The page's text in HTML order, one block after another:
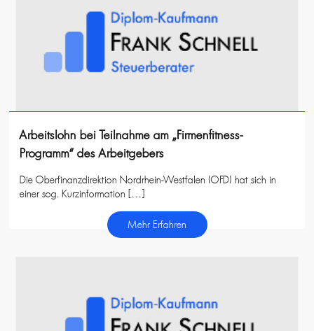
Arbeitslohn bei Teilnahme am „Firmenfitness-
Programm“ des Arbeitgebers
Die Oberfinanzdirektion Nordrhein-Westfalen (OFD) hat sich in
einer sog. Kurzinformation […]
Mehr Erfahren